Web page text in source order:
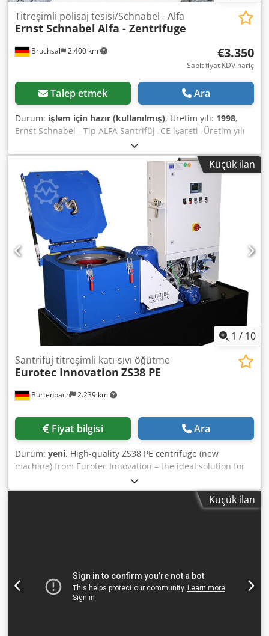
Bruchsal 2.400 km
Titreşimli polisaj tesisi/Schnabel - Alfa
Ernst Schnabel Alfa - Zentrifuge
€3.350
Sabit fiyat KDV hariç
Talep etmek Ara
Durum: işlem için hazır (kullanılmış), Üretim yılı: 1998,
Ernst Schnabel - Tip ALFA Santrifüj -CE işareti -Üretim yılı
1998 -Tambur hacmi 27 litre -Tambur çapı 400 mm -
Dönme yönü / Sağ Crsdpfx Aey Uv Rhjg Uef -İzin verilen yük
25 kg Ölçüler: UxY 0,7x1 metre / Ağırlık yaklaşık 150 kg
Hatalar ve giriş yanlışlıkları saklıdır
Küçük ilan
1 / 10
Burtenbach 2.239 km
Santrifüj titreşimli katı-sıvı öğütme
Eurotec Innovation ZS38 PE
Fiyat bilgisi Ara
Durum: yeni, High-quality ZS38 PE centrifuge (new
machine) from Eurotec Innovation – the ideal solution for
cost-effective solid-liquid separation in industrial
processes. The system enables continuous processing in a
closed circuit, which reduces operating costs and
industrial liquid treatment ⚙️ Technical Data: Speed:
approx. 2,900 rpm Centrifugal force: up to 1,800 g
Throughput: up to 1,400 l/h Drum diameter: 380 mm
Küçük ilan